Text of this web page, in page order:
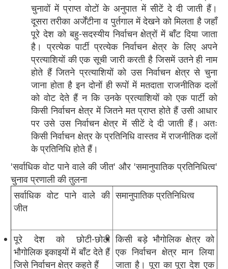
चुनावों में प्राप्त वोटों के अनुपात में सीटें दे दी जाती हैं।
दूसरा तरीका अर्जेंटीना व पुर्तगाल में देखने को मिलता है जहाँ
पूरे देश को बहु-सदस्यीय निर्वाचन क्षेत्रों में बाँट दिया जाता
है। प्रत्येक पार्टी प्रत्येक निर्वाचन क्षेत्र के लिए अपने
प्रत्याशियों की एक सूची जारी करती है जिसमें उतने ही नाम
होते हैं जितने प्रत्याशियों को उस निर्वाचन क्षेत्र से चुना
जाना होता है इन दोनों ही रूपों में मतदाता राजनीतिक दलों
को वोट देते हैं न कि उनके प्रत्याशियों को एक पार्टी को
किसी निर्वाचन क्षेत्र में जितने मत प्राप्त होते हैं उसी आधार
पर उसे उस निर्वाचन क्षेत्र में सीटें दे दी जाती हैं। अतः
किसी निर्वाचन क्षेत्र के प्रतिनिधि वास्तव में राजनीतिक दलों
के प्रतिनिधि होते हैं।
'सर्वाधिक वोट पाने वाले की जीत' और 'समानुपातिक प्रतिनिधित्व'
चुनाव प्रणाली की तुलना
सर्वाधिक वोट पाने वाले की
जीत
समानुपातिक प्रतिनिधित्व
पूरे देश को छोटी-छोटी
भौगोलिक इकाइयों में बाँट देते हैं
जिसे निर्वाचन क्षेत्र कहते हैं
किसी बड़े भौगोलिक क्षेत्र को
एक निर्वाचन क्षेत्र मान लिया
जाता है। पूरा का पूरा देश एक